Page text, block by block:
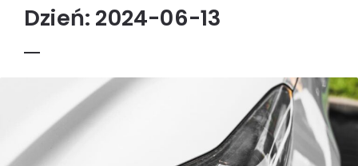
Dzień: 2024-06-13